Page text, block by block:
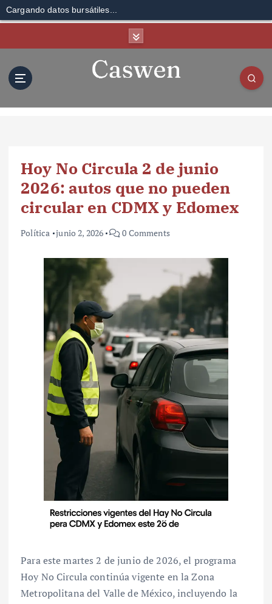
Cargando datos bursátiles...
Hoy No Circula 2 de junio
2026: autos que no pueden
circular en CDMX y Edomex
Política junio 2, 2026 0 Comments
Para este martes 2 de junio de 2026, el programa
Hoy No Circula continúa vigente en la Zona
Metropolitana del Valle de México, incluyendo la